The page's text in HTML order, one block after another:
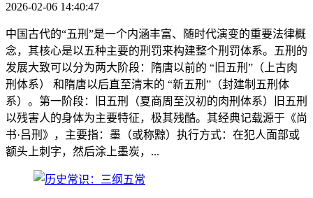
2026-02-06 14:40:47
中国古代的“五刑”是一个内涵丰富、随时代演变的重要法律概
念，其核心是以五种主要的刑罚来构建整个刑罚体系。五刑的
发展大致可以分为两大阶段：隋唐以前的 “旧五刑”（上古肉
刑体系） 和隋唐以后直至清末的 “新五刑”（封建制五刑体
系）。第一阶段：旧五刑（夏商周至汉初的肉刑体系）旧五刑
以残害人的身体为主要特征，极其残酷。其经典记载源于《尚
书·吕刑》，主要指：墨（或称黥）执行方式：在犯人面部或
额头上刺字，然后涂上墨炭，...